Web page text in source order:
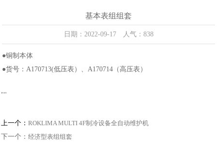
基本表组组套
日期：2022-09-17 人气：838
●铜制本体
●货号：A170713(低压表）、A170714（高压表）
""
上一个： ROKLIMA MULTI 4F制冷设备全自动维护机
下一个： 经济型表组组套